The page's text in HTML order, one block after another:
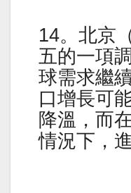
14。北京
五的一項
球需求繼
口增長可
降溫，而
情況下，